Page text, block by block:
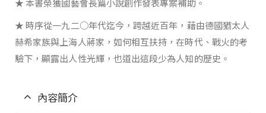
★ 本書榮獲國藝會長篇小說創作發表專案補助。
★ 時序從一九二○年代迄今，跨越近百年，藉由德國猶太人
赫希家族與上海人蔣家，如何相互扶持，在時代、戰火的考
驗下，顯露出人性光輝，也道出這段少為人知的歷史。
內容簡介